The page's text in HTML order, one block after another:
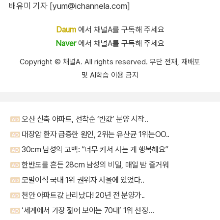
배유미 기자 [yum@ichannela.com]
Daum에서 채널A를 구독해 주세요
Naver에서 채널A를 구독해 주세요
Copyright Ⓒ 채널A. All rights reserved. 무단 전재, 재배포
및 AI학습 이용 금지